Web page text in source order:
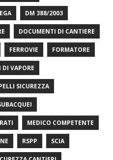
DM 388/2003
DOCUMENTI DI CANTIERE
FERROVIE FORMATORE
DI VAPORE
SICUREZZA
MEDICO COMPETENTE
RSPP SCIA